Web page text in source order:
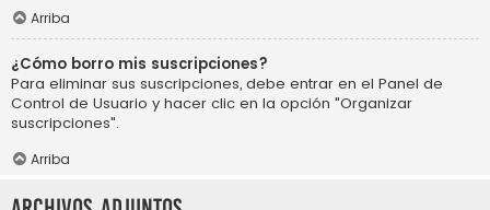
Arriba
¿Cómo borro mis suscripciones?
Para eliminar sus suscripciones, debe entrar en el Panel de
Control de Usuario y hacer clic en la opción "Organizar
suscripciones".
Arriba